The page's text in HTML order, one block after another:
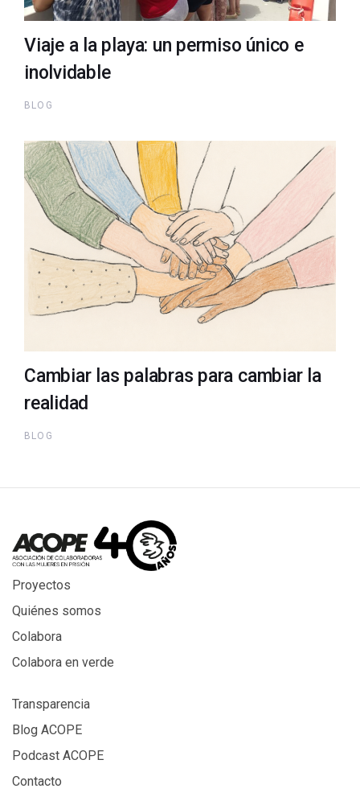
Viaje a la playa: un permiso único e
inolvidable
BLOG
Cambiar las palabras para cambiar la
realidad
BLOG
Proyectos
Quiénes somos
Colabora
Colabora en verde
Transparencia
Blog ACOPE
Podcast ACOPE
Contacto